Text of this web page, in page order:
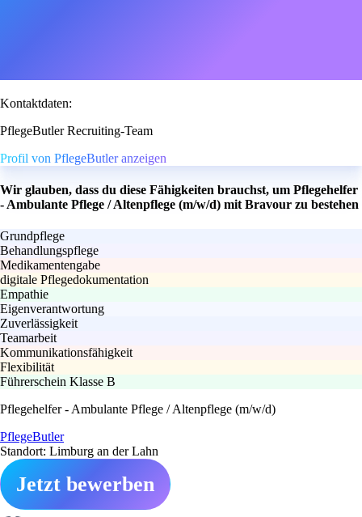
Kontaktdaten:
PflegeButler Recruiting-Team
Profil von PflegeButler anzeigen
Wir glauben, dass du diese Fähigkeiten brauchst, um Pflegehelfer
- Ambulante Pflege / Altenpflege (m/w/d) mit Bravour zu bestehen
Grundpflege
Behandlungspflege
Medikamentengabe
digitale Pflegedokumentation
Empathie
Eigenverantwortung
Zuverlässigkeit
Teamarbeit
Kommunikationsfähigkeit
Flexibilität
Führerschein Klasse B
Pflegehelfer - Ambulante Pflege / Altenpflege (m/w/d)
PflegeButler
Standort: Limburg an der Lahn
Jetzt bewerben